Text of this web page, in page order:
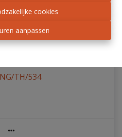
cookies
aanpassen
gezellige tuin.
TH/534